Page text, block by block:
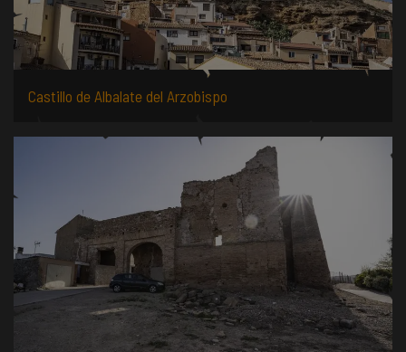
Castillo de Albalate del Arzobispo